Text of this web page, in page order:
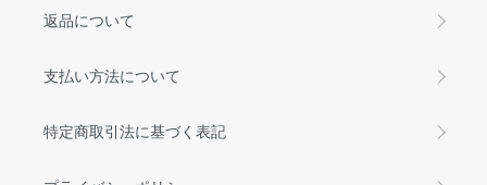
返品について
支払い方法について
特定商取引法に基づく表記